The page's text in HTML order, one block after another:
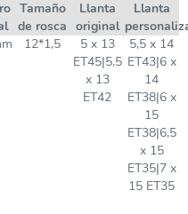
Tamaño
de rosca
Llanta
original
Llanta
12*1,5
5 x 13
ET45|5,5
x 13
ET42
5,5 x 14
ET43|6 x
14
ET38|6 x
15
ET38|6,5
x 15
ET35|7 x
15 ET35